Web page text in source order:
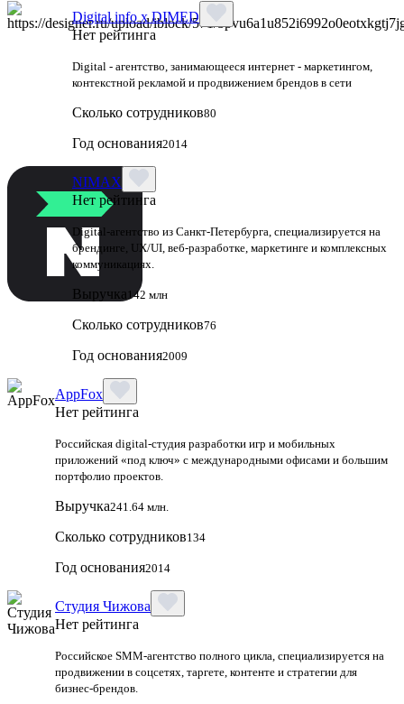
Digital info x DIMED
Нет рейтинга
Digital - агентство, занимающееся интернет - маркетингом,
контекстной рекламой и продвижением брендов в сети
Сколько сотрудников80
Год основания2014
NIMAX
Нет рейтинга
Digital-агентство из Санкт-Петербурга, специализируется на
брендинге, UX/UI, веб-разработке, маркетинге и комплексных
коммуникациях.
Выручка 142 млн
Сколько сотрудников76
Год основания2009
AppFox
Нет рейтинга
Российская digital‑студия разработки игр и мобильных
приложений «под ключ» с международными офисами и большим
портфолио проектов.
Выручка241.64 млн.
Сколько сотрудников134
Год основания2014
Студия Чижова
Нет рейтинга
Российское SMM-агентство полного цикла, специализируется на
продвижении в соцсетях, таргете, контенте и стратегии для
бизнес-брендов.